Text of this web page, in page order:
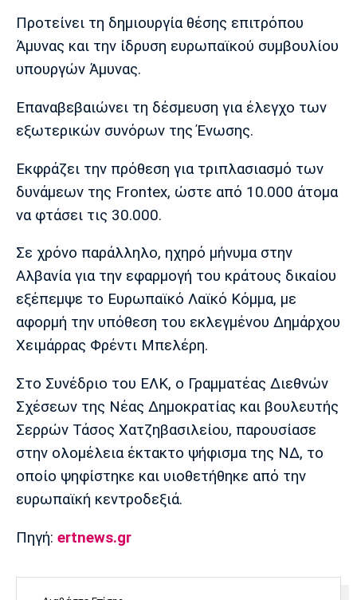
Προτείνει τη δημιουργία θέσης επιτρόπου
Άμυνας και την ίδρυση ευρωπαϊκού συμβουλίου
υπουργών Άμυνας.
Επαναβεβαιώνει τη δέσμευση για έλεγχο των
εξωτερικών συνόρων της Ένωσης.
Εκφράζει την πρόθεση για τριπλασιασμό των
δυνάμεων της Frontex, ώστε από 10.000 άτομα
να φτάσει τις 30.000.
Σε χρόνο παράλληλο, ηχηρό μήνυμα στην
Αλβανία για την εφαρμογή του κράτους δικαίου
εξέπεμψε το Ευρωπαϊκό Λαϊκό Κόμμα, με
αφορμή την υπόθεση του εκλεγμένου Δημάρχου
Χειμάρρας Φρέντι Μπελέρη.
Στο Συνέδριο του ΕΛΚ, ο Γραμματέας Διεθνών
Σχέσεων της Νέας Δημοκρατίας και βουλευτής
Σερρών Τάσος Χατζηβασιλείου, παρουσίασε
στην ολομέλεια έκτακτο ψήφισμα της ΝΔ, το
οποίο ψηφίστηκε και υιοθετήθηκε από την
ευρωπαϊκή κεντροδεξιά.
Πηγή: ertnews.gr